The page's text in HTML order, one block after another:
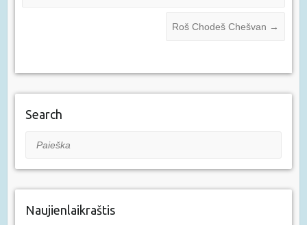
Roš Chodeš Chešvan →
Search
Paieška
Naujienlaikraštis